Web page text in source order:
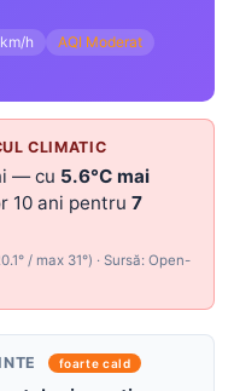
h
AQI Moderat
CLIMATIC
— cu 5.6°C mai
10 ani pentru 7
/ max 31°) · Sursă: Open-
foarte cald